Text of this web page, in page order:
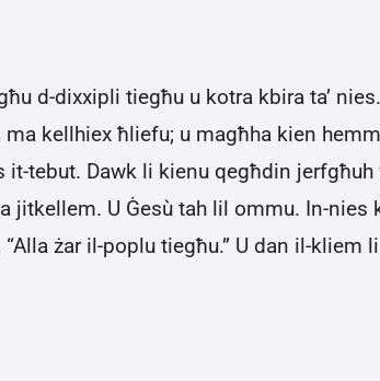
d-dixxipli tiegħu u kotra kbira ta’
kellhiex ħliefu; u magħha kien
tebut. Dawk li kienu qegħdin jerfgħuh
U Ġesù tah lil ommu. In-nies
żar il-poplu tiegħu.” U dan il-kliem